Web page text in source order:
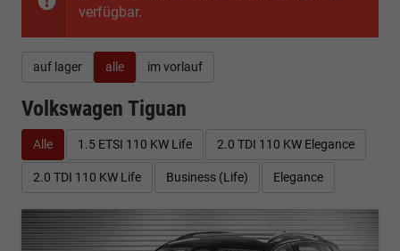
verfügbar.
auf lager alle im vorlauf
Volkswagen Tiguan
Alle 1.5 ETSI 110 KW Life 2.0 TDI 110 KW Elegance
2.0 TDI 110 KW Life Business (Life) Elegance